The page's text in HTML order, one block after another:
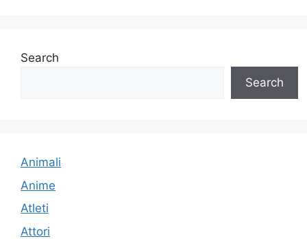
Search
Search
Animali
Anime
Atleti
Attori